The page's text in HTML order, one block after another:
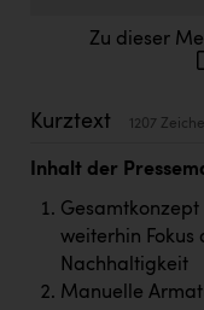
INTERSPORT Austria
Jesolo
Jane Goodall
Zu dieser
Kurztext 1207
Inhalt der
Gesamtkonzept
weiterhin Fokus
Nachhaltigkeit
Manuelle